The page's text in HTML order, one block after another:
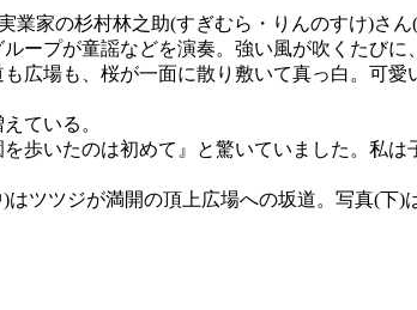
家の杉村林之助(すぎむら・りんのすけ)さん
ープが童謡などを演奏。強い風が吹くたびに
広場も、桜が一面に散り敷いて真っ白。可
ている。
歩いたのは初めて』と驚いていました。私
ツツジが満開の頂上広場への坂道。写真(下)